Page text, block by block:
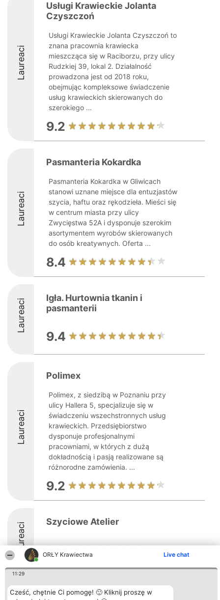
ORŁY Krawiectwa Live chat
11:29
Cześć, chętnie Ci pomogę! 🙂 Kliknij proszę w
Laureaci
Usługi Krawieckie Jolanta
Czyszczoń
Usługi Krawieckie Jolanta Czyszczoń to
znana pracownia krawiecka
mieszcząca się w Raciborzu, przy ulicy
Rudzkiej 39, lokal 2. Działalność
prowadzona jest od 2018 roku,
obejmując kompleksowe świadczenie
usług krawieckich skierowanych do
szerokiego ...
9.2
Laureaci
Pasmanteria Kokardka
Pasmanteria Kokardka w Gliwicach
stanowi uznane miejsce dla entuzjastów
szycia, haftu oraz rękodzieła. Mieści się
w centrum miasta przy ulicy
Zwycięstwa 52A i dysponuje szerokim
asortymentem wyrobów skierowanych
do osób kreatywnych. Oferta ...
8.4
Laureaci
Igła. Hurtownia tkanin i
pasmanterii
9.4
Laureaci
Polimex
Polimex, z siedzibą w Poznaniu przy
ulicy Hallera 5, specjalizuje się w
świadczeniu wszechstronnych usług
krawieckich. Przedsiębiorstwo
dysponuje profesjonalnymi
pracowniami, w których z dużą
dokładnością i pasją realizowane są
różnorodne zamówienia. ...
9.2
Laureaci Szyciowe Atelier
Organizator plebiscytu Plebiscyt